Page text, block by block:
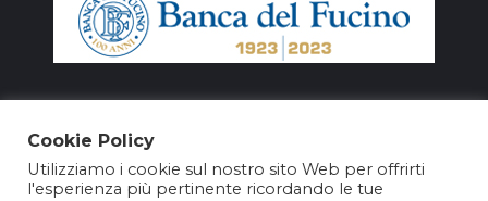
Cookie Policy
Utilizziamo i cookie sul nostro sito Web per offrirti
l'esperienza più pertinente ricordando le tue